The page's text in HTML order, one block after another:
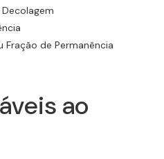
Fração de Permanência
ao